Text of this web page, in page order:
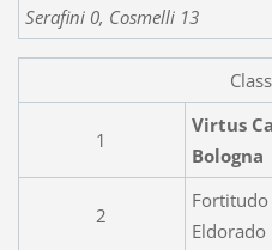
Serafini 0, Cosmelli 13
1
Virtus
Bologna
2
Fortitudo
Eldorado